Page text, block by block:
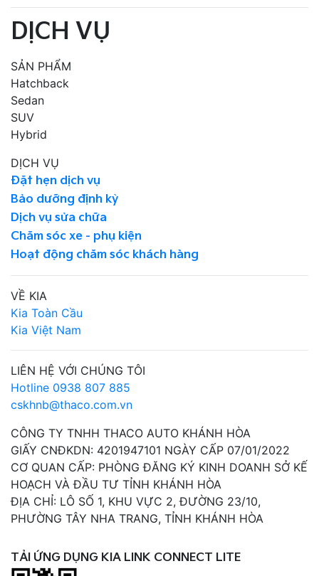
DỊCH VỤ
SẢN PHẨM
Hatchback
Sedan
SUV
Hybrid
DỊCH VỤ
Đặt hẹn dịch vụ
Bảo dưỡng định kỳ
Dịch vụ sửa chữa
Chăm sóc xe - phụ kiện
Hoạt động chăm sóc khách hàng
VỀ KIA
Kia Toàn Cầu
Kia Việt Nam
LIÊN HỆ VỚI CHÚNG TÔI
Hotline 0938 807 885
cskhnb@thaco.com.vn
CÔNG TY TNHH THACO AUTO KHÁNH HÒA
GIẤY CNĐKDN: 4201947101 NGÀY CẤP 07/01/2022
CƠ QUAN CẤP: PHÒNG ĐĂNG KÝ KINH DOANH SỞ KẾ
HOẠCH VÀ ĐẦU TƯ TỈNH KHÁNH HÒA
ĐỊA CHỈ: LÔ SỐ 1, KHU VỰC 2, ĐƯỜNG 23/10,
PHƯỜNG TÂY NHA TRANG, TỈNH KHÁNH HÒA
TẢI ỨNG DỤNG KIA LINK CONNECT LITE